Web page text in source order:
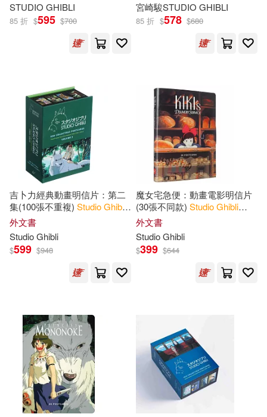
Cute Kids(32) Notebook(32)
Odell(4)
Studio Ghibli (COR)(4)
傑克．康寧漢(4)
麥可．里德(4)
Cunningham(3) Denison(3)
Leader(3)
Alpert(2)
Colin/ Le Blanc(2)
Insight Editions(2)
出版社 (可複選)
Ingram(108)
Chronicle Books(16)
SECRET MUSIC(6)
黑體文化(4)
台灣東販(2)
Penguin Group (USA) Inc.(1)
Simon & Schuster, Inc.(1)
STUDIO GHIBLI
85 折 $595 $700
宮崎駿STUDIO GHIBLI
85 折 $578 $680
吉卜力經典動畫明信片：第二
集(100張不重複) StudioGhibli:
100 Collectible Postcards,
Volume 2 : Final Frames from
the Feature Films (1984
外文書
StudioGhibli
$599 $948
魔女宅急便：動畫電影明信片
(30張不同款) StudioGhibli
Kiki’s Delivery Service
外文書
StudioGhibli
$399 $644